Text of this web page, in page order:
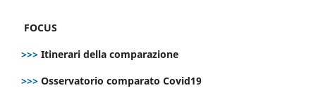
FOCUS
>>> Itinerari della comparazione
>>> Osservatorio comparato Covid19